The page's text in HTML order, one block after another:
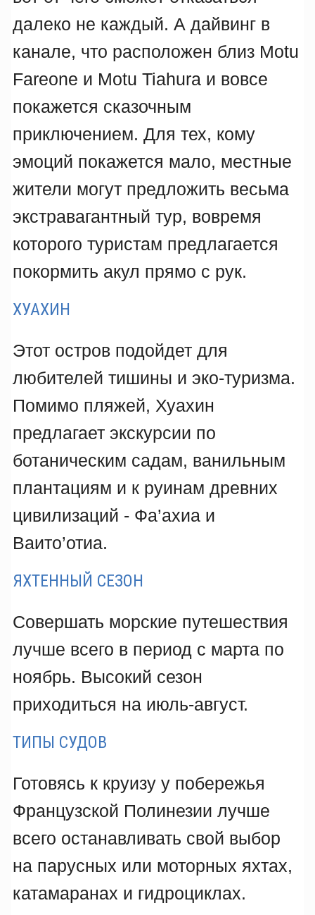
далеко не каждый. А дайвинг в
канале, что расположен близ Motu
Fareone и Motu Tiahura и вовсе
покажется сказочным
приключением. Для тех, кому
эмоций покажется мало, местные
жители могут предложить весьма
экстравагантный тур, вовремя
которого туристам предлагается
покормить акул прямо с рук.
ХУАХИН
Этот остров подойдет для
любителей тишины и эко-туризма.
Помимо пляжей, Хуахин
предлагает экскурсии по
ботаническим садам, ванильным
плантациям и к руинам древних
цивилизаций - Фа’ахиа и
Ваито’отиа.
ЯХТЕННЫЙ СЕЗОН
Совершать морские путешествия
лучше всего в период с марта по
ноябрь. Высокий сезон
приходиться на июль-август.
ТИПЫ СУДОВ
Готовясь к круизу у побережья
Французской Полинезии лучше
всего останавливать свой выбор
на парусных или моторных яхтах,
катамаранах и гидроциклах.